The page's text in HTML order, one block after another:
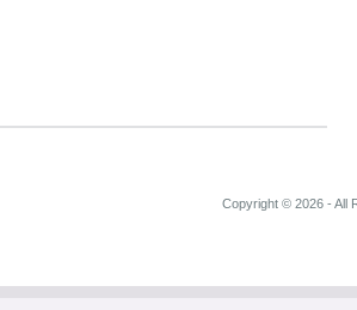
Copyright © 2026 - All